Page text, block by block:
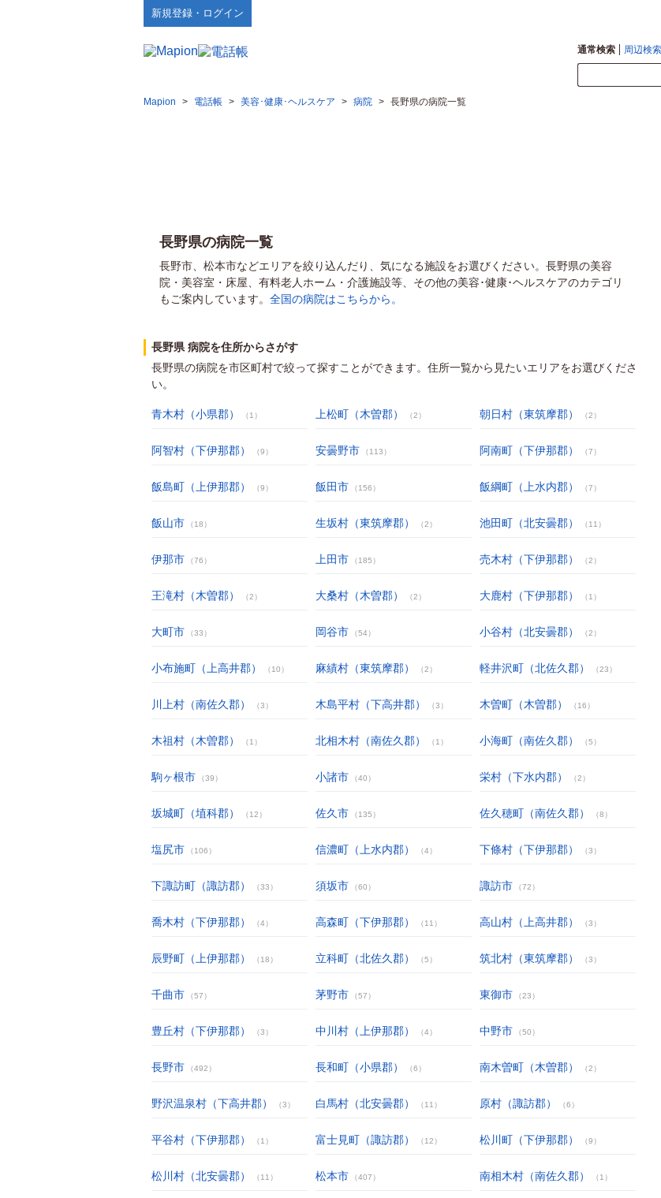
新規登録・ログイン
通常検索 周辺検索
Mapion > 電話帳 > 美容･健康･ヘルスケア > 病院 > 長野県の病院一覧
長野県の病院一覧
長野市、松本市などエリアを絞り込んだり、気になる施設をお選びください。長野県の美容
院・美容室・床屋、有料老人ホーム・介護施設等、その他の美容･健康･ヘルスケアのカテゴリ
もご案内しています。 全国の病院はこちらから。
長野県 病院を住所からさがす
長野県の病院を市区町村で絞って探すことができます。住所一覧から見たいエリアをお選びくださ
い。
青木村（小県郡） （1） 上松町（木曽郡） （2） 朝日村（東筑摩郡） （2）
阿智村（下伊那郡） （9） 安曇野市 （113） 阿南町（下伊那郡） （7）
飯島町（上伊那郡） （9） 飯田市 （156） 飯綱町（上水内郡） （7）
飯山市 （18） 生坂村（東筑摩郡） （2） 池田町（北安曇郡） （11）
伊那市 （76） 上田市 （185） 売木村（下伊那郡） （2）
王滝村（木曽郡） （2） 大桑村（木曽郡） （2） 大鹿村（下伊那郡） （1）
大町市 （33） 岡谷市 （54） 小谷村（北安曇郡） （2）
小布施町（上高井郡） （10） 麻績村（東筑摩郡） （2） 軽井沢町（北佐久郡） （23）
川上村（南佐久郡） （3） 木島平村（下高井郡） （3） 木曽町（木曽郡） （16）
木祖村（木曽郡） （1） 北相木村（南佐久郡） （1） 小海町（南佐久郡） （5）
駒ヶ根市 （39） 小諸市 （40） 栄村（下水内郡） （2）
坂城町（埴科郡） （12） 佐久市 （135） 佐久穂町（南佐久郡） （8）
塩尻市 （106） 信濃町（上水内郡） （4） 下條村（下伊那郡） （3）
下諏訪町（諏訪郡） （33） 須坂市 （60） 諏訪市 （72）
喬木村（下伊那郡） （4） 高森町（下伊那郡） （11） 高山村（上高井郡） （3）
辰野町（上伊那郡） （18） 立科町（北佐久郡） （5） 筑北村（東筑摩郡） （3）
千曲市 （57） 茅野市 （57） 東御市 （23）
豊丘村（下伊那郡） （3） 中川村（上伊那郡） （4） 中野市 （50）
長野市 （492） 長和町（小県郡） （6） 南木曽町（木曽郡） （2）
野沢温泉村（下高井郡） （3） 白馬村（北安曇郡） （11） 原村（諏訪郡） （6）
平谷村（下伊那郡） （1） 富士見町（諏訪郡） （12） 松川町（下伊那郡） （9）
松川村（北安曇郡） （11） 松本市 （407） 南相木村（南佐久郡） （1）